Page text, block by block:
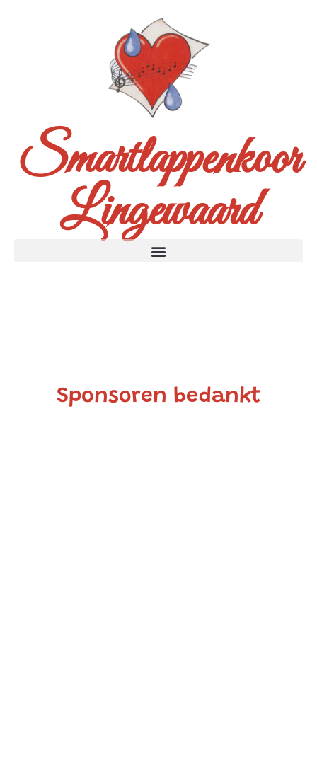
Smartlappenkoor
Lingewaard
Sponsoren bedankt